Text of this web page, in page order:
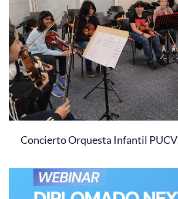
Concierto Orquesta Infantil PUCV